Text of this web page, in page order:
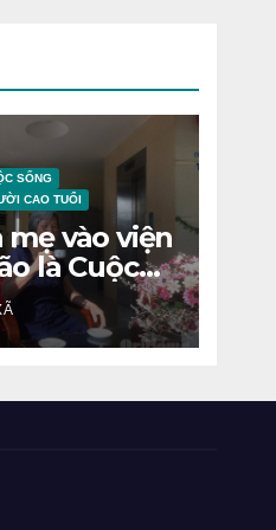
SỐNG
CAO TUỔI
vào viện
là Cuộc
lý